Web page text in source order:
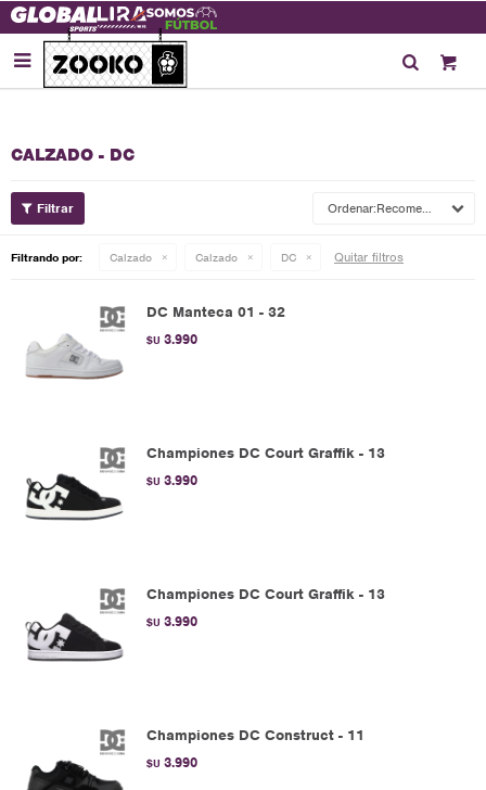

CALZADO - DC
Recomendados
Filtrando por: Calzado Calzado DC Quitar filtros
DC Manteca 01 - 32
$U 3.990
Championes DC Court Graffik - 13
$U 3.990
Championes DC Court Graffik - 13
$U 3.990
Championes DC Construct - 11
$U 3.990